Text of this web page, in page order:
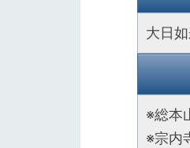
大日
※総本
※宗内